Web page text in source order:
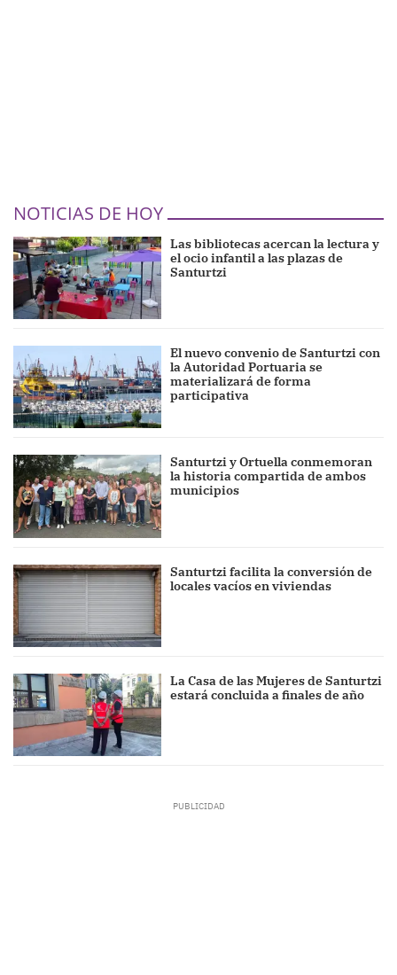
NOTICIAS DE HOY
Las bibliotecas acercan la lectura y
el ocio infantil a las plazas de
Santurtzi
El nuevo convenio de Santurtzi con
la Autoridad Portuaria se
materializará de forma
participativa
Santurtzi y Ortuella conmemoran
la historia compartida de ambos
municipios
Santurtzi facilita la conversión de
locales vacíos en viviendas
La Casa de las Mujeres de Santurtzi
estará concluida a finales de año